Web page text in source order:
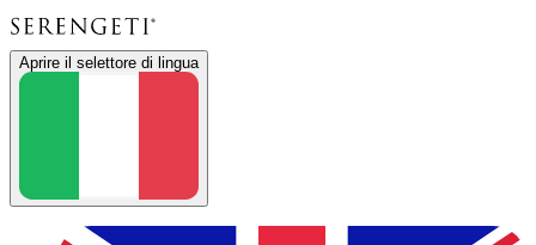
Aprire il selettore di lingua